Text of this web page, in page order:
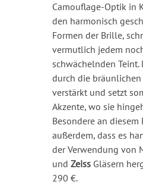
Camouflage-Optik in
den harmonisch
Formen der Brille,
vermutlich jedem
schwächelnden Teint.
durch die bräunlichen
verstärkt und setzt
Akzente, wo sie
Besondere an diesem
außerdem, dass es
der Verwendung von
und ZeissGläsern
290 €.